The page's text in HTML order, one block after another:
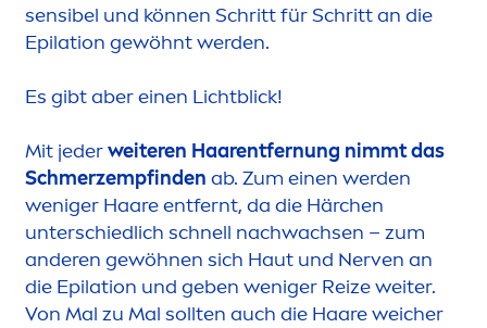
sensibel und können Schritt für Schritt an die
Epilation gewöhnt werden.
Es gibt aber einen Lichtblick!
Mit jederweiteren Haarentfernung nimmt das
Schmerzempfinden ab. Zum einen werden
weniger Haare entfernt, da die Härchen
unterschiedlich schnell nachwachsen – zum
anderen gewöhnen sich Haut und Nerven an
die Epilation und geben weniger Reize weiter.
Von Mal zu Mal sollten auch die Haare weicher